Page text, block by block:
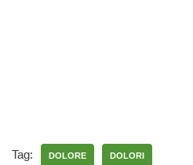
Tag: DOLORE DOLORI